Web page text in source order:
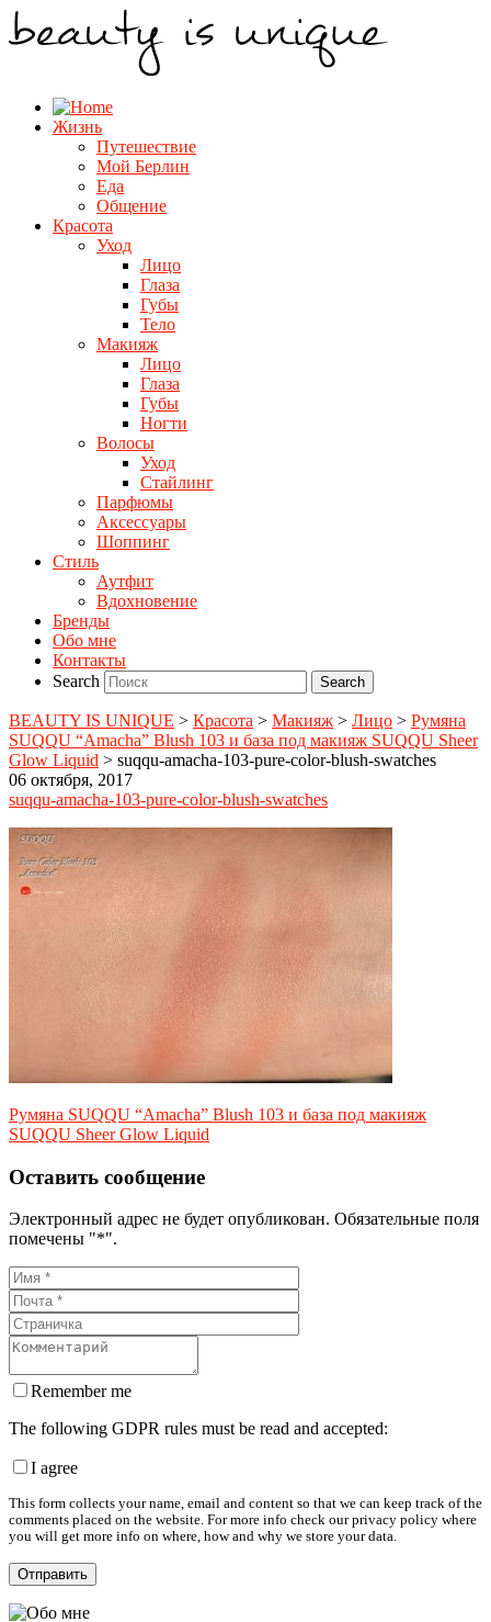
Жизнь
Путешествие
Мой Берлин
Еда
Общение
Красота
Уход
Лицо
Глаза
Губы
Тело
Макияж
Лицо
Глаза
Губы
Ногти
Волосы
Уход
Стайлинг
Парфюмы
Аксессуары
Шоппинг
Стиль
Аутфит
Вдохновение
Бренды
Обо мне
Контакты
Search
BEAUTY IS UNIQUE > Красота > Макияж > Лицо > Румяна
SUQQU “Amacha” Blush 103 и база под макияж SUQQU Sheer
Glow Liquid > suqqu-amacha-103-pure-color-blush-swatches
06 октября, 2017
suqqu-amacha-103-pure-color-blush-swatches
Румяна SUQQU “Amacha” Blush 103 и база под макияж
SUQQU Sheer Glow Liquid
Оставить сообщение
Электронный адрес не будет опубликован. Обязательные поля
помечены "*".
Remember me
The following GDPR rules must be read and accepted:
I agree
This form collects your name, email and content so that we can keep track of the
comments placed on the website. For more info check our privacy policy where
you will get more info on where, how and why we store your data.